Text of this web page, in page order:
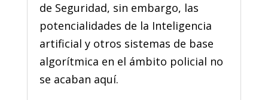
de Seguridad, sin embargo, las
potencialidades de la Inteligencia
artificial y otros sistemas de base
algorítmica en el ámbito policial no
se acaban aquí.